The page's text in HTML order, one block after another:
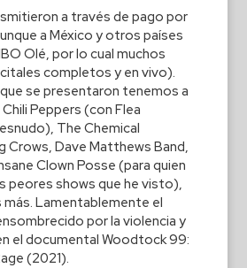
a través de pago por
a México y otros países
Olé, por lo cual muchos
completos y en vivo).
se presentaron tenemos a
Peppers (con Flea
The Chemical
Crows, Dave Matthews Band,
Clown Posse (para quien
peores shows que he visto),
más. Lamentablemente el
por la violencia y
el documental Woodtock 99:
(2021).